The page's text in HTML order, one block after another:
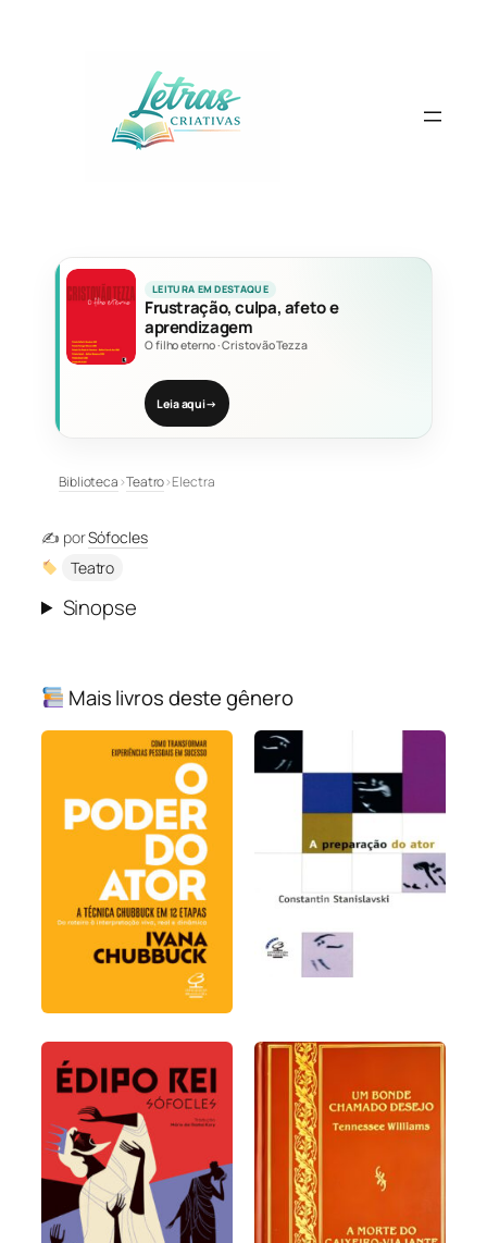
LEITURA EM DESTAQUE
Frustração, culpa, afeto e
aprendizagem
O filho eterno·Cristovão Tezza
Leia aqui→
Biblioteca›Teatro›Electra
✍️ porSófocles
Teatro
Sinopse
Mais livros deste gênero